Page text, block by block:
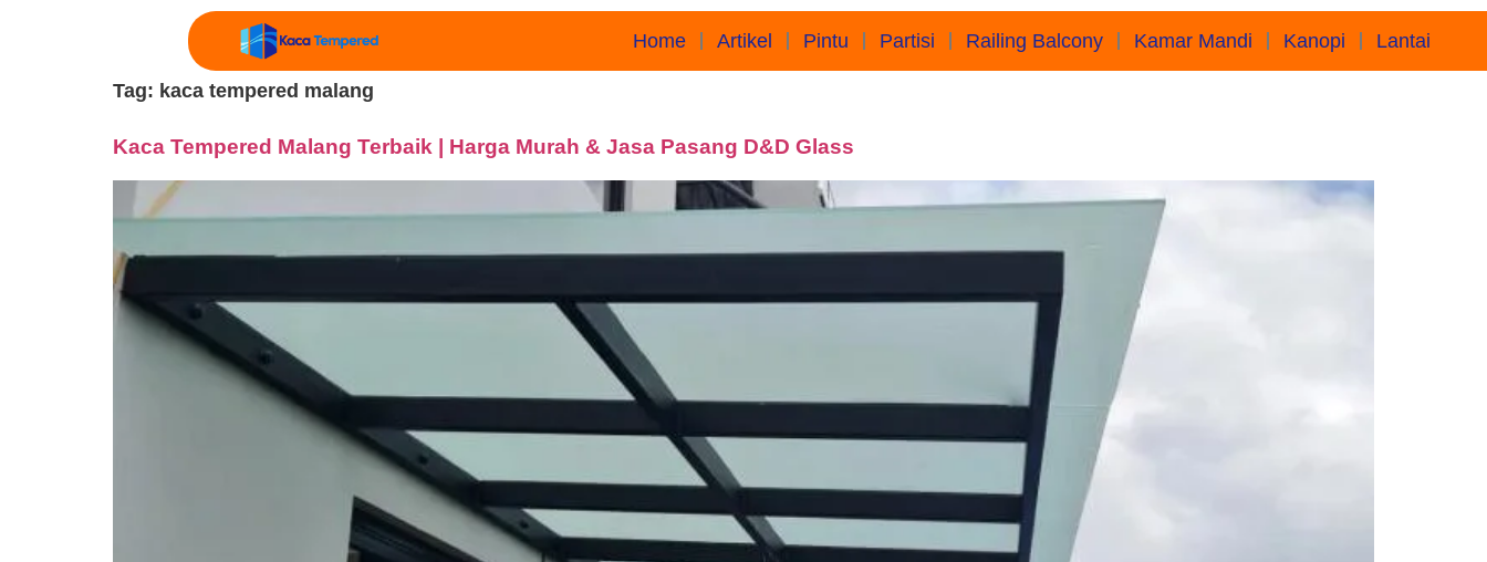
Home Artikel Pintu Partisi Railing Balcony Kamar Mandi Kanopi Lantai
Tag: kaca tempered malang
Kaca Tempered Malang Terbaik | Harga Murah & Jasa Pasang D&D Glass